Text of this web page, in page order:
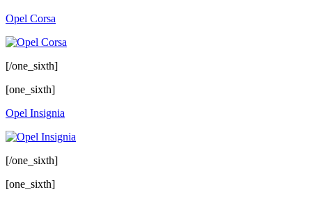
Opel Corsa
[/one_sixth]
[one_sixth]
Opel Insignia
[/one_sixth]
[one_sixth]